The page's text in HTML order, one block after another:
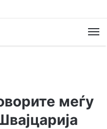
меѓу